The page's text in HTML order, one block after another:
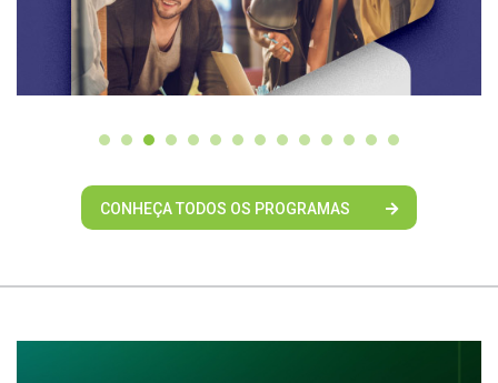
CONHEÇA TODOS OS PROGRAMAS